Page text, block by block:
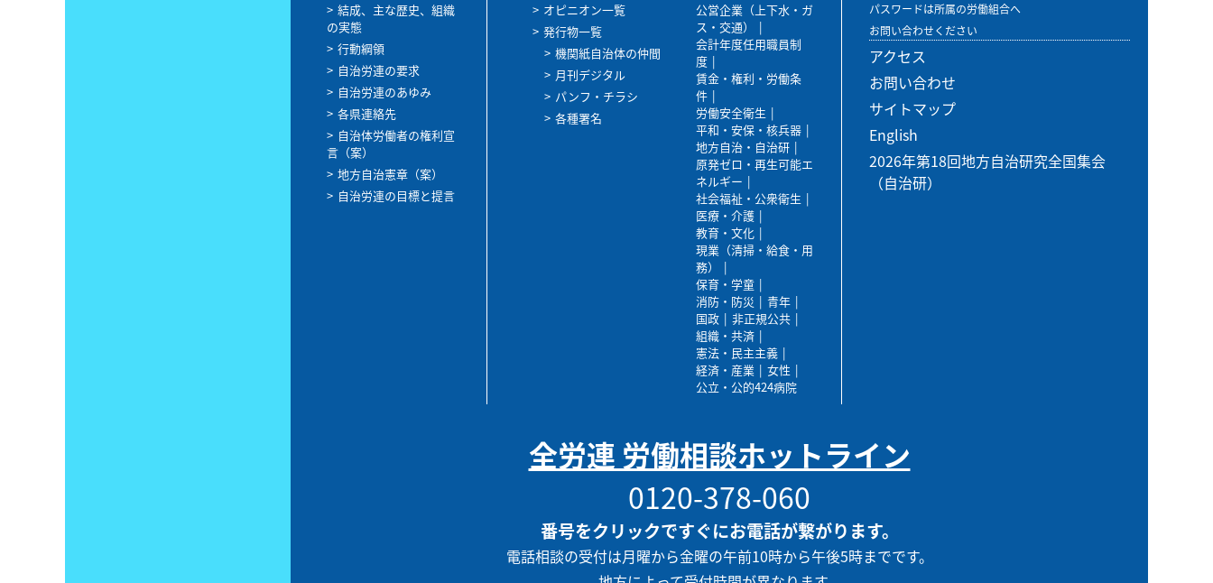
結成、主な歴史、組織
の実態
行動綱領
自治労連の要求
自治労連のあゆみ
各県連絡先
自治体労働者の権利宣
言（案）
地方自治憲章（案）
自治労連の目標と提言
オピニオン一覧
発行物一覧
機関紙自治体の仲間
月刊デジタル
パンフ・チラシ
各種署名
公営企業（上下水・ガ
ス・交通）
会計年度任用職員制
度
賃金・権利・労働条
件
労働安全衛生
平和・安保・核兵器
地方自治・自治研
原発ゼロ・再生可能エ
ネルギー
社会福祉・公衆衛生
医療・介護
教育・文化
現業（清掃・給食・用
務）
保育・学童
消防・防災
青年
国政
非正規公共
組織・共済
憲法・民主主義
経済・産業
女性
公立・公的424病院
パスワードは所属の労働組合へ
お問い合わせください
アクセス
お問い合わせ
サイトマップ
English
2026年第18回地方自治研究全国集会
（自治研）
全労連 労働相談ホットライン
0120-378-060
番号をクリックですぐにお電話が繋がります。
電話相談の受付は月曜から金曜の午前10時から午後5時までです。